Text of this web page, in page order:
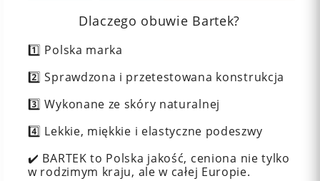
Dlaczego obuwie Bartek?
1️⃣ Polska marka
2️⃣ Sprawdzona i przetestowana konstrukcja
3️⃣ Wykonane ze skóry naturalnej
4️⃣ Lekkie, miękkie i elastyczne podeszwy
✔️ BARTEK to Polska jakość, ceniona nie tylko
w rodzimym kraju, ale w całej Europie.